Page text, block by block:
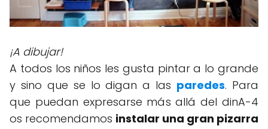
¡A dibujar!
A todos los niños les gusta pintar a lo grande
y sino que se lo digan a las paredes. Para
que puedan expresarse más allá del dinA-4
os recomendamos instalar una gran pizarra